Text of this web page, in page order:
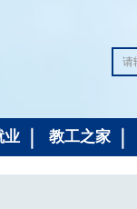
业 教工之家